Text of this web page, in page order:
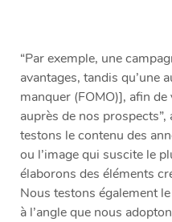
“Par exemple, une
avantages, tandis qu’une
manquer (FOMO)], afin
auprès de nos
testons le contenu des
ou l’image qui suscite le
élaborons des éléments
Nous testons également
à l’angle que nous